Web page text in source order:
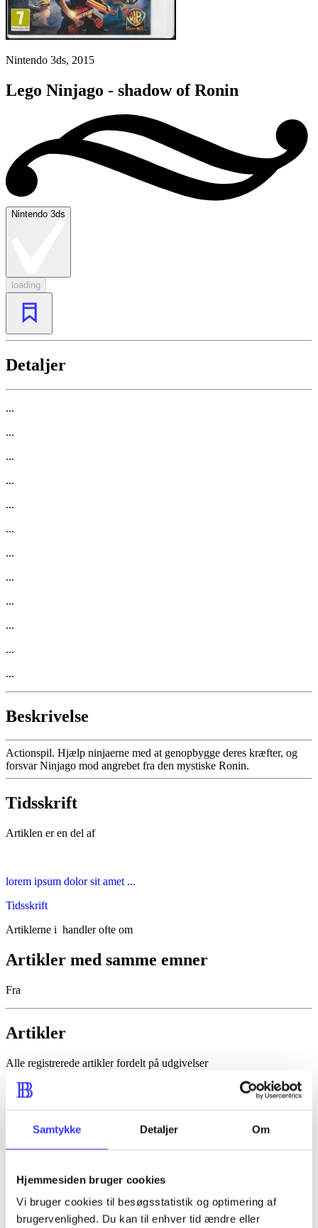
Samtykke Detaljer Om
Hjemmesiden bruger cookies
Vi bruger cookies til besøgsstatistik og optimering af
brugervenlighed. Du kan til enhver tid ændre eller
Nintendo 3ds, 2015
Lego Ninjago - shadow of Ronin
Nintendo 3ds
loading
Detaljer
...
...
...
...
...
...
...
...
...
...
...
...
Beskrivelse
Actionspil. Hjælp ninjaerne med at genopbygge deres kræfter, og
forsvar Ninjago mod angrebet fra den mystiske Ronin.
Tidsskrift
Artiklen er en del af
lorem ipsum dolor sit amet ...
Tidsskrift
Artiklerne i handler ofte om
Artikler med samme emner
Fra
Artikler
Alle registrerede artikler fordelt på udgivelser